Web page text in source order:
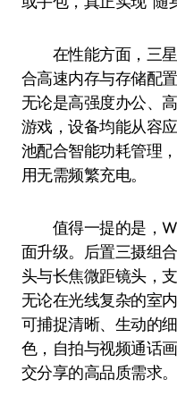
在性能方面，三星
合高速内存与存储配
无论是高强度办公、
游戏，设备均能从容
池配合智能功耗管理
用无需频繁充电。
值得一提的是，
面升级。后置三摄组
头与长焦微距镜头，
无论在光线复杂的室
可捕捉清晰、生动的
色，自拍与视频通话
交分享的高品质需求。